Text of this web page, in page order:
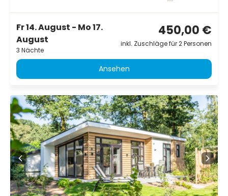
Fr 14. August - Mo 17.
August
3 Nächte
450,00 €
inkl. Zuschläge für 2 Personen
Ansehen